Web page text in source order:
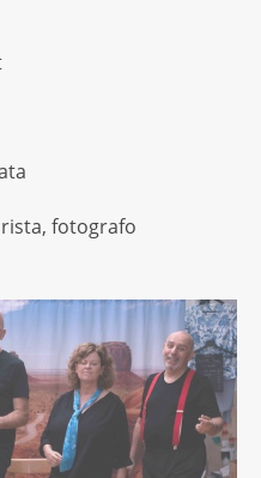
fotografo